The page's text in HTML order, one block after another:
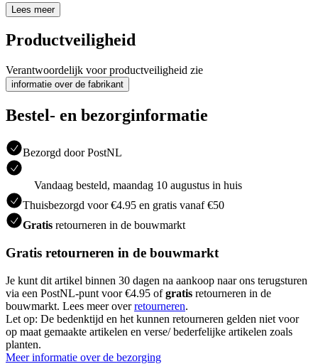
Lees meer
Productveiligheid
Verantwoordelijk voor productveiligheid zie
informatie over de fabrikant
Bestel- en bezorginformatie
Bezorgd door PostNL
Vandaag besteld, maandag 10 augustus in huis
Thuisbezorgd voor €4.95 en gratis vanaf €50
Gratis retourneren in de bouwmarkt
Gratis retourneren in de bouwmarkt
Je kunt dit artikel binnen 30 dagen na aankoop naar ons terugsturen
via een PostNL-punt voor €4.95 ofgratis retourneren in de
bouwmarkt. Lees meer overretourneren.
Let op: De bedenktijd en het kunnen retourneren gelden niet voor
op maat gemaakte artikelen en verse/ bederfelijke artikelen zoals
planten.
Meer informatie over de bezorging